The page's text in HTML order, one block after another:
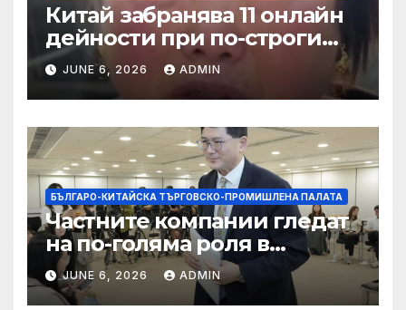
Китай забранява 11 онлайн
дейности при по-строги
правила за ограничаване на
слуховете и
кибернасилниците
JUNE 6, 2026 ADMIN
БЪЛГАРО-КИТАЙСКА ТЪРГОВСКО-ПРОМИШЛЕНА ПАЛАТА
Частните компании гледат
на по-голяма роля в
стратегическата
енергетика
JUNE 6, 2026 ADMIN